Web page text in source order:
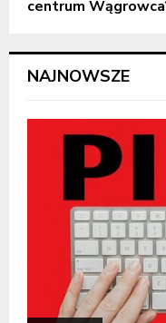
centrum
NAJNOWSZE